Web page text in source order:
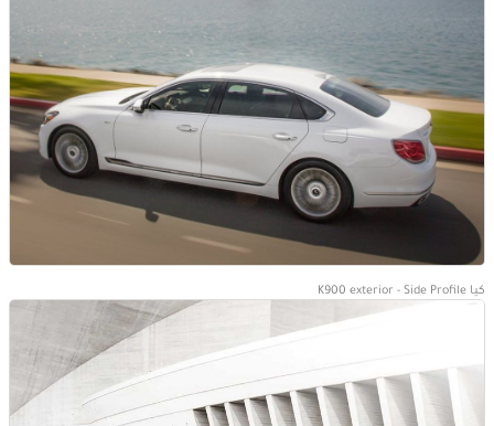
كيا K900 exterior - Side Profile